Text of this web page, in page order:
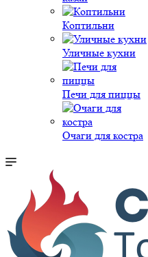
Коптильни
Уличные кухни
Печи для пиццы
Очаги для костра